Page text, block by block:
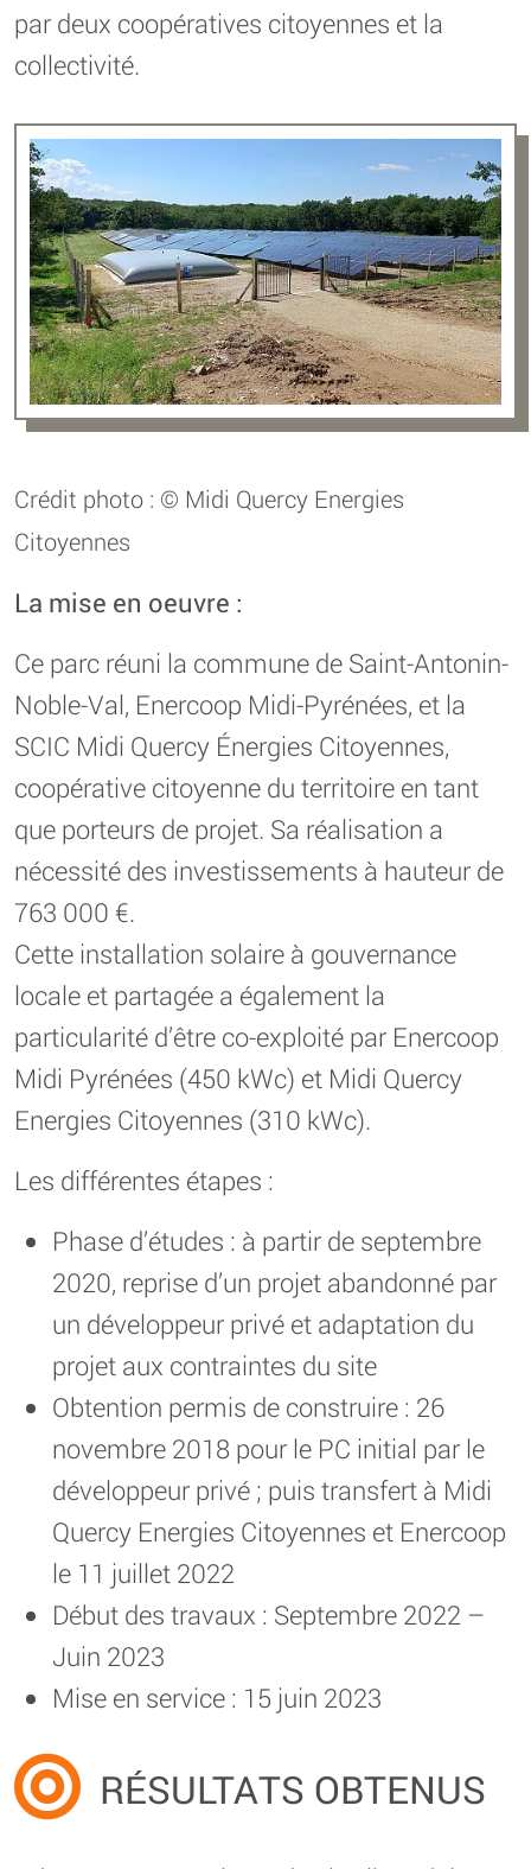
par deux coopératives citoyennes et la
collectivité.
Crédit photo : © Midi Quercy Energies
Citoyennes
La mise en oeuvre :
Ce parc réuni la commune de Saint-Antonin-
Noble-Val, Enercoop Midi-Pyrénées, et la
SCIC Midi Quercy Énergies Citoyennes,
coopérative citoyenne du territoire en tant
que porteurs de projet. Sa réalisation a
nécessité des investissements à hauteur de
763 000 €.
Cette installation solaire à gouvernance
locale et partagée a également la
particularité d’être co-exploité par Enercoop
Midi Pyrénées (450 kWc) et Midi Quercy
Energies Citoyennes (310 kWc).
Les différentes étapes :
Phase d’études : à partir de septembre
2020, reprise d’un projet abandonné par
un développeur privé et adaptation du
projet aux contraintes du site
Obtention permis de construire : 26
novembre 2018 pour le PC initial par le
développeur privé ; puis transfert à Midi
Quercy Energies Citoyennes et Enercoop
le 11 juillet 2022
Début des travaux : Septembre 2022 –
Juin 2023
Mise en service : 15 juin 2023
RÉSULTATS OBTENUS